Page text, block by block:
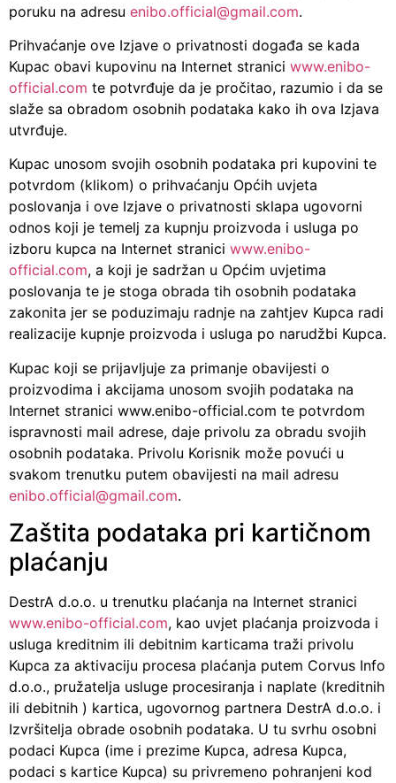
poruku na adresu enibo.official@gmail.com.
Prihvaćanje ove Izjave o privatnosti događa se kada
Kupac obavi kupovinu na Internet stranici www.enibo-
official.com te potvrđuje da je pročitao, razumio i da se
slaže sa obradom osobnih podataka kako ih ova Izjava
utvrđuje.
Kupac unosom svojih osobnih podataka pri kupovini te
potvrdom (klikom) o prihvaćanju Općih uvjeta
poslovanja i ove Izjave o privatnosti sklapa ugovorni
odnos koji je temelj za kupnju proizvoda i usluga po
izboru kupca na Internet stranici www.enibo-
official.com, a koji je sadržan u Općim uvjetima
poslovanja te je stoga obrada tih osobnih podataka
zakonita jer se poduzimaju radnje na zahtjev Kupca radi
realizacije kupnje proizvoda i usluga po narudžbi Kupca.
Kupac koji se prijavljuje za primanje obavijesti o
proizvodima i akcijama unosom svojih podataka na
Internet stranici www.enibo-official.com te potvrdom
ispravnosti mail adrese, daje privolu za obradu svojih
osobnih podataka. Privolu Korisnik može povući u
svakom trenutku putem obavijesti na mail adresu
enibo.official@gmail.com.
Zaštita podataka pri kartičnom
plaćanju
DestrA d.o.o. u trenutku plaćanja na Internet stranici
www.enibo-official.com, kao uvjet plaćanja proizvoda i
usluga kreditnim ili debitnim karticama traži privolu
Kupca za aktivaciju procesa plaćanja putem Corvus Info
d.o.o., pružatelja usluge procesiranja i naplate (kreditnih
ili debitnih ) kartica, ugovornog partnera DestrA d.o.o. i
Izvršitelja obrade osobnih podataka. U tu svrhu osobni
podaci Kupca (ime i prezime Kupca, adresa Kupca,
podaci s kartice Kupca) su privremeno pohranjeni kod